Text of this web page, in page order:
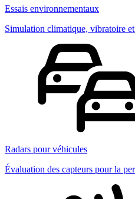
Essais environnementaux
Simulation climatique, vibratoire
Radars pour véhicules
Évaluation des capteurs pour la